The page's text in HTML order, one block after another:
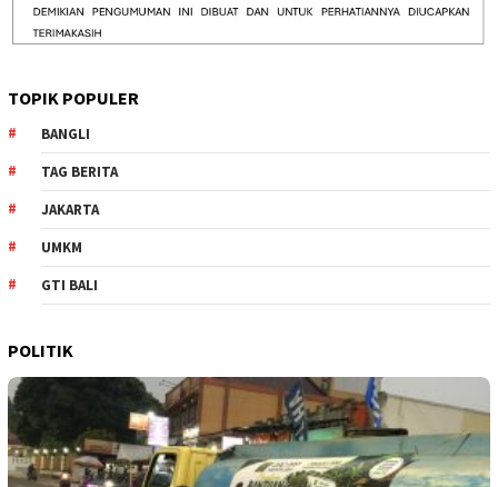
TOPIK POPULER
BANGLI
TAG BERITA
JAKARTA
UMKM
GTI BALI
POLITIK